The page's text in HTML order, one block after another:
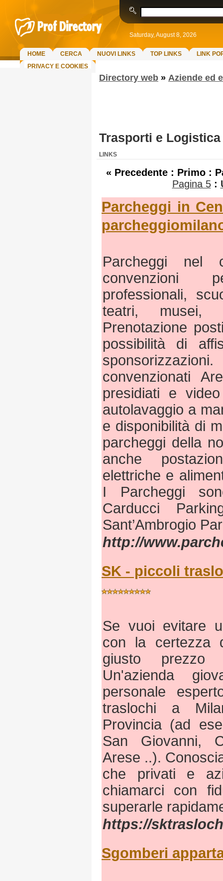
Saturday, August 8, 2026
HOME CERCA NUOVI LINKS TOP LINKS
LINK
PRIVACY E COOKIES
Directory web » Aziende ed
Trasporti e Logistica
LINKS
« Precedente : Primo :
Pagina 5 :
Parcheggi in
Parcheggi nel
convenzioni
professionali,
teatri, musei,
Prenotazione
possibilità di
convenzionati
presidiati e
autolavaggio a
e disponibilità di
parcheggi della
anche
elettriche e
I Parcheggi
Carducci
Sant’Ambrogio
http://
SK - piccoli
Se vuoi evitare
con la certezza
giusto prezzo
Un'azienda
personale
traslochi a
Provincia (ad
San Giovanni,
Arese ..).
che privati e
chiamarci con
superarle
https://
Sgomberi